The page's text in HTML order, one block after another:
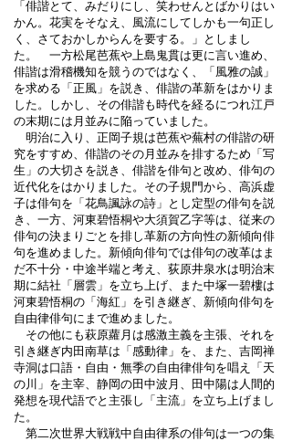
「俳諧とて、みだりにし、笑わせんとばかりはい
かん。花実をそなえ、風流にしてしかも一句正し
く、さておかしからんを要する。」としまし
た。 一方松尾芭蕉や上島鬼貫は更に言い進め、
俳諧は滑稽機知を競うのではなく、「風雅の誠」
を求める「正風」を説き、俳諧の革新をはかりま
した。しかし、その俳諧も時代を経るにつれ江戸
の末期には月並みに陥っていました。
明治に入り、正岡子規は芭蕉や蕪村の俳諧の研
究をすすめ、俳諧のその月並みを排するため「写
生」の大切さを説き、俳諧を俳句と改め、俳句の
近代化をはかりました。その子規門から、高浜虚
子は俳句を「花鳥諷詠の詩」とし定型の俳句を説
き、一方、河東碧悟桐や大須賀乙字等は、従来の
俳句の決まりごとを排し革新の方向性の新傾向俳
句を進めました。新傾向俳句では俳句の改革はま
だ不十分・中途半端と考え、荻原井泉水は明治末
期に結社「層雲」を立ち上げ、また中塚一碧樓は
河東碧悟桐の「海紅」を引き継ぎ、新傾向俳句を
自由律俳句にまで進めました。
その他にも萩原蘿月は感激主義を主張、それを
引き継ぎ内田南草は「感動律」を、また、吉岡禅
寺洞は口語・自由・無季の自由律俳句を唱え「天
の川」を主宰、静岡の田中波月、田中陽は人間的
発想を現代語でと主張し「主流」を立ち上げまし
た。
第二次世界大戦戦中自由律系の俳句は一つの集